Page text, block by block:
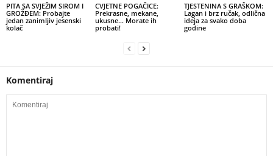
PITA SA SVJEŽIM SIROM I
GROŽĐEM: Probajte
jedan zanimljiv jesenski
kolač
CVJETNE POGAČICE:
Prekrasne, mekane,
ukusne… Morate ih
probati!
TJESTENINA S GRAŠKOM:
Lagan i brz ručak, odlična
ideja za svako doba
godine
Komentiraj